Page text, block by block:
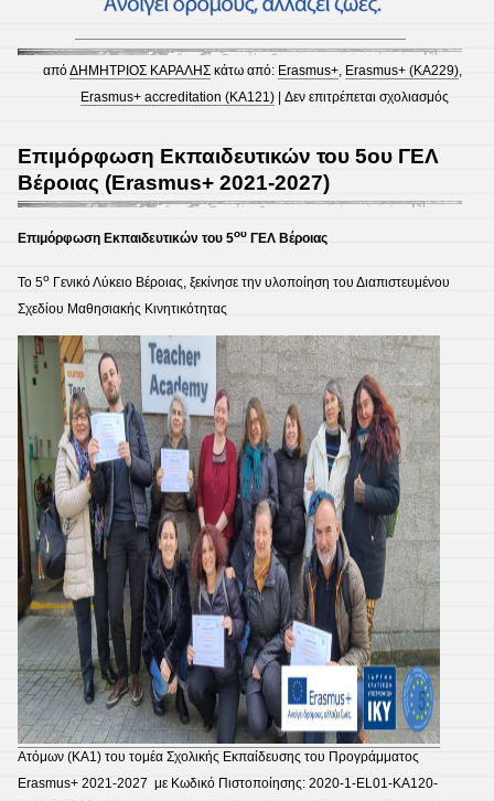
απόΔΗΜΗΤΡΙΟΣ ΚΑΡΑΛΗΣ κάτω από: Erasmus+, Erasmus+ (KA229),
Erasmus+ accreditation (KA121) |Δεν επιτρέπεται σχολιασμός
Επιμόρφωση Εκπαιδευτικών του 5ου ΓΕΛ
Βέροιας (Erasmus+ 2021-2027)
Επιμόρφωση Εκπαιδευτικών του 5ου ΓΕΛ Βέροιας
Το 5ο Γενικό Λύκειο Βέροιας, ξεκίνησε την υλοποίηση του Διαπιστευμένου
Σχεδίου Μαθησιακής Κινητικότητας
Ατόμων (ΚΑ1) του τομέα Σχολικής Εκπαίδευσης του Προγράμματος
Erasmus+ 2021-2027 με Κωδικό Πιστοποίησης: 2020-1-EL01-KA120-